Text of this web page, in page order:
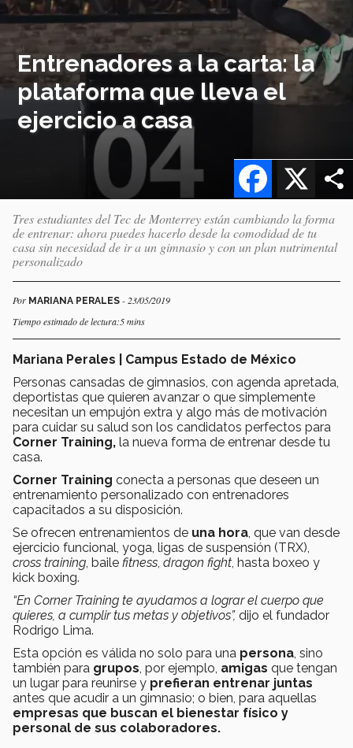
Entrenadores a la carta: la
plataforma que lleva el
ejercicio a casa
X
Facebook
Tres estudiantes del Tec de Monterrey están cambiando la forma
de entrenar: ahora puedes hacerlo desde la comodidad de tu
casa sin necesidad de ir a un gimnasio y con un plan nutrimental
personalizado
Por MARIANA PERALES - 23/05/2019
Tiempo estimado de lectura:5 mins
Mariana Perales | Campus Estado de México
Personas cansadas de gimnasios, con agenda apretada,
deportistas que quieren avanzar o que simplemente
necesitan un empujón extra y algo más de motivación
para cuidar su salud son los candidatos perfectos para
Corner Training, la nueva forma de entrenar desde tu
casa.
Corner Training conecta a personas que deseen un
entrenamiento personalizado con entrenadores
capacitados a su disposición.
Se ofrecen entrenamientos de una hora , que van desde
ejercicio funcional, yoga, ligas de suspensión (TRX),
cross training , baile fitness dragon fight , hasta boxeo y
kick boxing.
“En Corner Training te ayudamos a lograr el cuerpo que
quieres, a cumplir tus metas y objetivos”, dijo el fundador
Rodrigo Lima.
Esta opción es válida no solo para una persona , sino
también para grupos , por ejemplo, amigas que tengan
un lugar para reunirse y prefieran entrenar juntas
antes que acudir a un gimnasio; o bien, para aquellas
empresas que buscan el bienestar físico y
personal de sus colaboradores.